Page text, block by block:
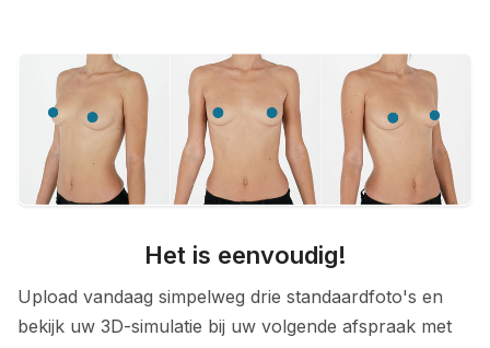
Het is eenvoudig!
Upload vandaag simpelweg drie standaardfoto's en
bekijk uw 3D-simulatie bij uw volgende afspraak met